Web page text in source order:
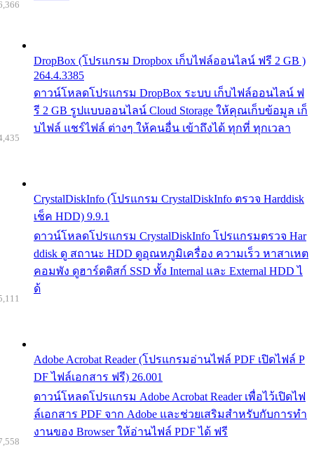
DropBox (โปรแกรม Dropbox เก็บไฟล์ออนไลน์ ฟรี 2 GB )
264.4.3385
ดาวน์โหลดโปรแกรม DropBox ระบบ เก็บไฟล์ออนไลน์ ฟ
รี 2 GB รูปแบบออนไลน์ Cloud Storage ให้คุณเก็บข้อมูล เก็
บไฟล์ แชร์ไฟล์ ต่างๆ ให้คนอื่น เข้าถึงได้ ทุกที่ ทุกเวลา
CrystalDiskInfo (โปรแกรม CrystalDiskInfo ตรวจ Harddisk
เช็ค HDD) 9.9.1
ดาวน์โหลดโปรแกรม CrystalDiskInfo โปรแกรมตรวจ Har
ddisk ดู สถานะ HDD ดูอุณหภูมิเครื่อง ความเร็ว หาสาเหต
คอมพัง ดูฮาร์ดดิสก์ SSD ทั้ง Internal และ External HDD ไ
ด้
Adobe Acrobat Reader (โปรแกรมอ่านไฟล์ PDF เปิดไฟล์ P
DF ไฟล์เอกสาร ฟรี) 26.001
ดาวน์โหลดโปรแกรม Adobe Acrobat Reader เพื่อไว้เปิดไฟ
ล์เอกสาร PDF จาก Adobe และช่วยเสริมสำหรับกับการทำ
งานของ Browser ให้อ่านไฟล์ PDF ได้ ฟรี